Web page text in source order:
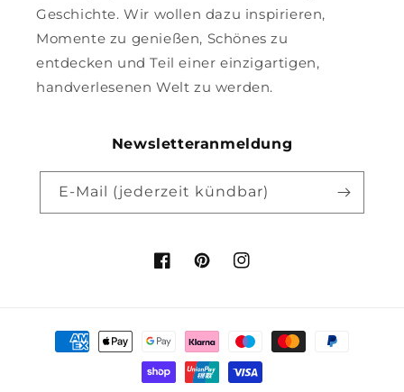
Geschichte. Wir wollen dazu inspirieren,
Momente zu genießen, Schönes zu
entdecken und Teil einer einzigartigen,
handverlesenen Welt zu werden.
Newsletteranmeldung
E-Mail (jederzeit kündbar)
FacebookPinterestInstagram
Zahlungsmethoden